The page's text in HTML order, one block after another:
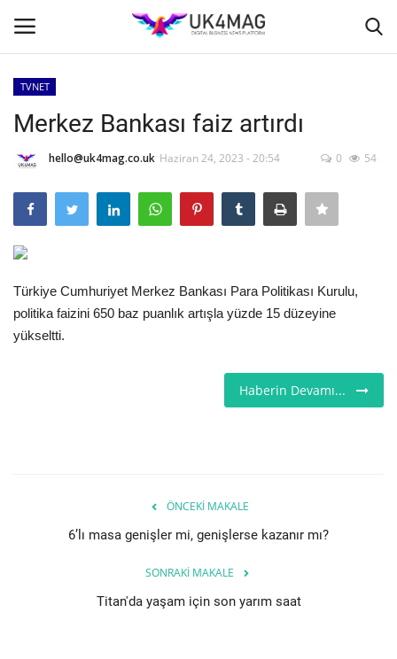
Ana Sayfa
TOPLUM
İş Platformu
TVNET
İş İlanları
TVNET
Merkez Bankası faiz artırdı
hello@uk4mag.co.uk Haziran 24, 2023 - 20:54 0 54
Türkiye Cumhuriyet Merkez Bankası Para Politikası Kurulu,
politika faizini 650 baz puanlık artışla yüzde 15 düzeyine
yükseltti.
Haberin Devamı...
ÖNCEKI MAKALE
6’lı masa genişler mi, genişlerse kazanır mı?
SONRAKI MAKALE
Titan'da yaşam için son yarım saat